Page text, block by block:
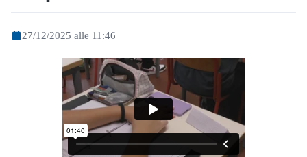
27/12/2025 alle 11:46